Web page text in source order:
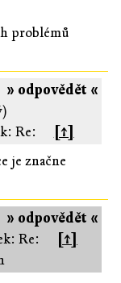
problémů
» odpovědět «
Re:
[↑]
je značne
» odpovědět «
Re:
[↑]